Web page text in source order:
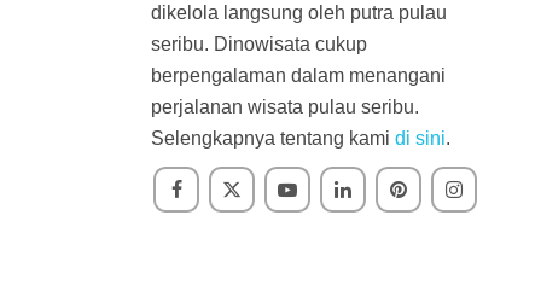
dikelola langsung oleh putra pulau
seribu. Dinowisata cukup
berpengalaman dalam menangani
perjalanan wisata pulau seribu.
Selengkapnya tentang kami di sini.